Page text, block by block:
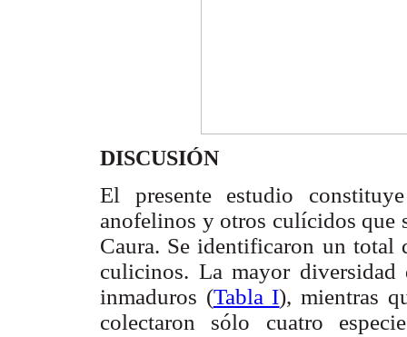
DISCUSIÓN
El presente estudio
anofelinos y otros culícidos que
Caura. Se identificaron un total
culicinos. La mayor diversidad
inmaduros (Tabla I), mientras
colectaron sólo cuatro